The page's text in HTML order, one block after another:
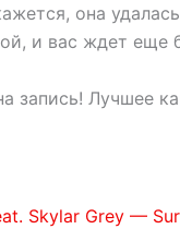
она
и вас ждет еще
запись! Лучшее
Skylar Grey —